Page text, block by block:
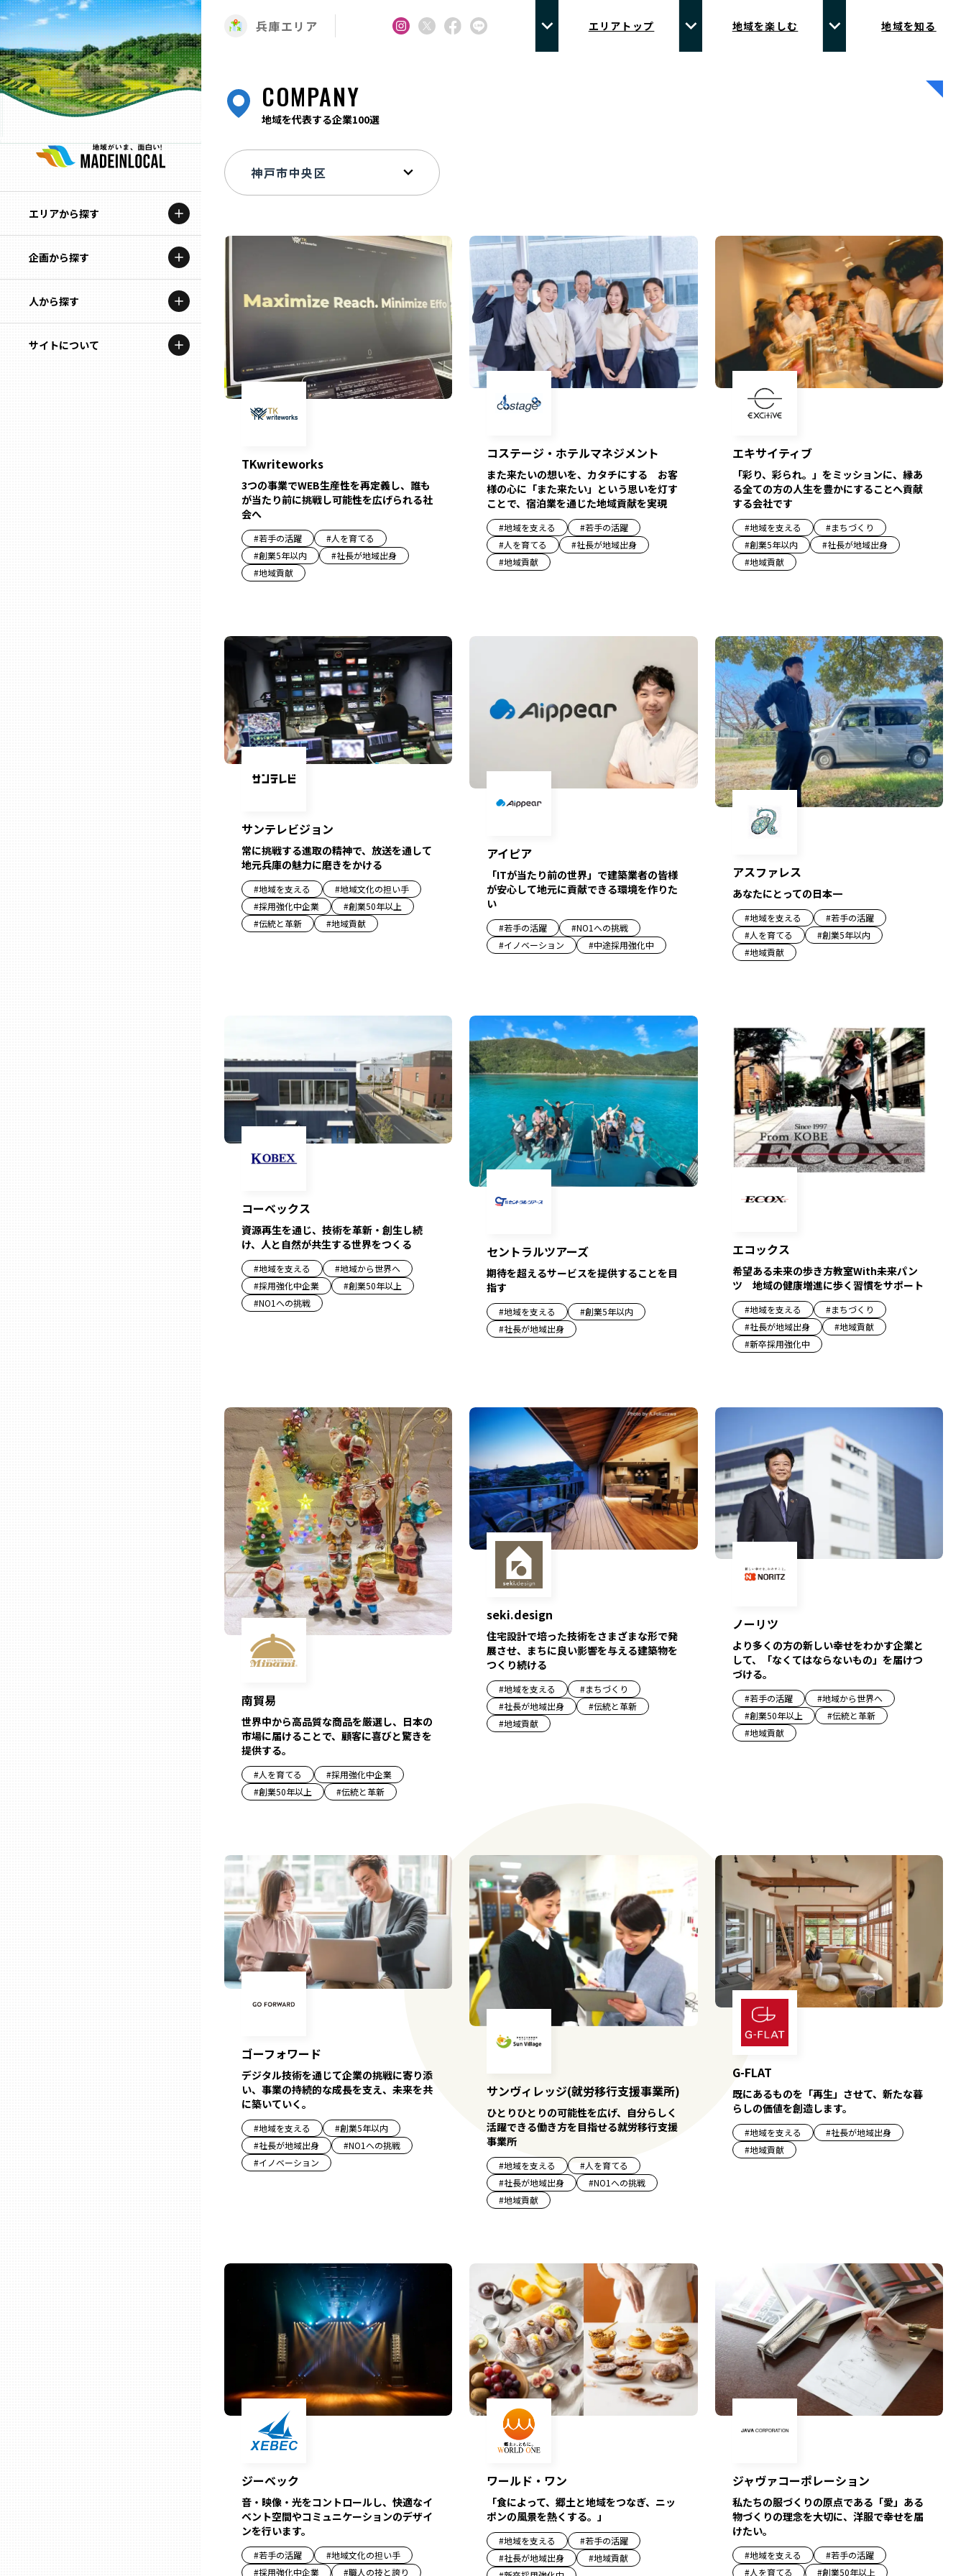
エリアから探す
北海道
青森
岩手
企画から探す
特集コンテンツ
地域を代表する企業100選
人から探す
記事ライター
サイトについて
兵庫エリア エリアトップ 地域を楽しむ 地域を知る
COMPANY
地域を代表する企業100選
TKwriteworks
3つの事業でWEB生産性を再定義し、誰も
が当たり前に挑戦し可能性を広げられる社
会へ
#若手の活躍 #人を育てる
#創業5年以内 #社長が地域出身
#地域貢献
コステージ・ホテルマネジメント
また来たいの想いを、カタチにする お客
様の心に「また来たい」という思いを灯す
ことで、宿泊業を通じた地域貢献を実現
#地域を支える #若手の活躍
#人を育てる #社長が地域出身
#地域貢献
エキサイティブ
「彩り、彩られ。」をミッションに、縁あ
る全ての方の人生を豊かにすることへ貢献
する会社です
#地域を支える #まちづくり
#創業5年以内 #社長が地域出身
#地域貢献
サンテレビジョン
常に挑戦する進取の精神で、放送を通して
地元兵庫の魅力に磨きをかける
#地域を支える #地域文化の担い手
#採用強化中企業 #創業50年以上
#伝統と革新 #地域貢献
アイピア
「ITが当たり前の世界」で建築業者の皆様
が安心して地元に貢献できる環境を作りた
い
#若手の活躍 #NO1への挑戦
#イノベーション #中途採用強化中
アスファレス
あなたにとっての日本一
#地域を支える #若手の活躍
#人を育てる #創業5年以内
#地域貢献
コーベックス
資源再生を通じ、技術を革新・創生し続
け、人と自然が共生する世界をつくる
#地域を支える #地域から世界へ
#採用強化中企業 #創業50年以上
#NO1への挑戦
セントラルツアーズ
期待を超えるサービスを提供することを目
指す
#地域を支える #創業5年以内
#社長が地域出身
エコックス
希望ある未来の歩き方教室With未来パン
ツ 地域の健康増進に歩く習慣をサポート
#地域を支える #まちづくり
#社長が地域出身 #地域貢献
#新卒採用強化中
南貿易
世界中から高品質な商品を厳選し、日本の
市場に届けることで、顧客に喜びと驚きを
提供する。
#人を育てる #採用強化中企業
#創業50年以上 #伝統と革新
seki.design
住宅設計で培った技術をさまざまな形で発
展させ、まちに良い影響を与える建築物を
つくり続ける
#地域を支える #まちづくり
#社長が地域出身 #伝統と革新
#地域貢献
ノーリツ
より多くの方の新しい幸せをわかす企業と
して、「なくてはならないもの」を届けつ
づける。
#若手の活躍 #地域から世界へ
#創業50年以上 #伝統と革新
#地域貢献
ゴーフォワード
デジタル技術を通じて企業の挑戦に寄り添
い、事業の持続的な成長を支え、未来を共
に築いていく。
#地域を支える #創業5年以内
#社長が地域出身 #NO1への挑戦
#イノベーション
サンヴィレッジ(就労移行支援事業所)
ひとりひとりの可能性を広げ、自分らしく
活躍できる働き方を目指せる就労移行支援
事業所
#地域を支える #人を育てる
#社長が地域出身 #NO1への挑戦
#地域貢献
G-FLAT
既にあるものを「再生」させて、新たな暮
らしの価値を創造します。
#地域を支える #社長が地域出身
#地域貢献
ジーベック
音・映像・光をコントロールし、快適なイ
ベント空間やコミュニケーションのデザイ
ンを行います。
#若手の活躍 #地域文化の担い手
#採用強化中企業 #職人の技と誇り
ワールド・ワン
「食によって、郷土と地域をつなぎ、ニッ
ポンの風景を熱くする。」
#地域を支える #若手の活躍
#社長が地域出身 #地域貢献
ジャヴァコーポレーション
私たちの服づくりの原点である「愛」ある
物づくりの理念を大切に、洋服で幸せを届
けたい。
#地域を支える #若手の活躍
#人を育てる #創業50年以上